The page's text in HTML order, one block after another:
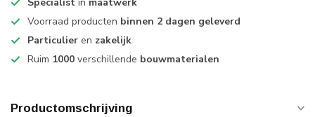
Voorraad producten binnen 2 dagen geleverd
Particulier en zakelijk
Ruim 1000 verschillende bouwmaterialen
Productomschrijving